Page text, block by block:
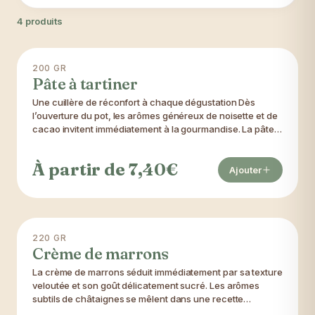
4 produits
BEST SELLER 😎
200 GR
Pâte à tartiner
Une cuillère de réconfort à chaque dégustation Dès
l’ouverture du pot, les arômes généreux de noisette et de
cacao invitent immédiatement à la gourmandise. La pâte à
son goût profondément régressif, sans jamais masquer la
richesse naturelle de la noisette. Chaque bouchée offre
un équilibre délicat entre intensité, douceur et fondant.
Une recette courte pour un goût sincère Seulement trois
aucune huile de palme : uniquement le plaisir de
l'essentiel.
À partir de 7,40€ Ajouter
UNE GOURMANDISE RÉCONFORTANTE
220 GR
Crème de marrons
La crème de marrons séduit immédiatement par sa texture
veloutée et son goût délicatement sucré. Les arômes
subtils de châtaignes se mêlent dans une recette